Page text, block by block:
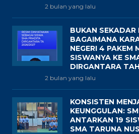
2 bulan yang lalu
BUKAN SEKADAR
BAGAIMANA
NEGERI 4 PAKEM
SISWANYA KE
DIRGANTARA
2 bulan yang lalu
KONSISTEN
KEUNGGULAN:
ANTARKAN 19
SMA TARUNA